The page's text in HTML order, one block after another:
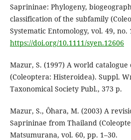
Saprininae: Phylogeny,
classification of the subfamily
Systematic Entomology, vol. 49, no.
https://doi.org/10.1111/syen.12606
Mazur, S. (1997) A world
(Coleoptera: Histeroidea). Suppl.
Taxonomical Society Publ., 373 p.
Mazur, S., Ôhara, M. (2003) A
Saprininae from Thailand
Matsumurana, vol. 60, pp. 1–30.